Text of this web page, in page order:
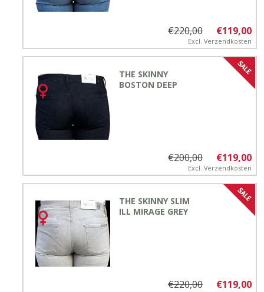
€119,00
€220,00
Excl. Verzendkosten
THE SKINNY
BOSTON DEEP
€119,00
€200,00
Excl. Verzendkosten
THE SKINNY SLIM
ILL MIRAGE GREY
€119,00
€220,00